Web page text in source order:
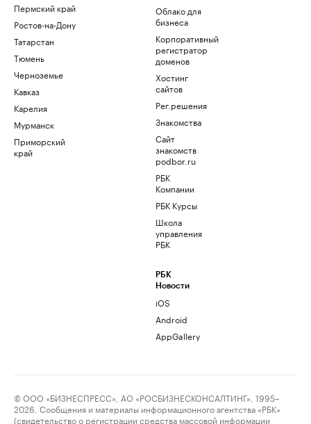
Пермский край
Ростов-на-Дону
Татарстан
Тюмень
Черноземье
Кавказ
Карелия
Мурманск
Приморский
край
Облако для
бизнеса
Корпоративный
регистратор
доменов
Хостинг
сайтов
Рег.решения
Знакомства
Сайт
знакомств
podbor.ru
РБК
Компании
РБК Курсы
Школа
управления
РБК
РБК
Новости
iOS
Android
AppGallery
© ООО «БИЗНЕСПРЕСС», АО «РОСБИЗНЕСКОНСАЛТИНГ», 1995–
2026. Сообщения и материалы информационного агентства «РБК»
(свидетельство о регистрации средства массовой информации